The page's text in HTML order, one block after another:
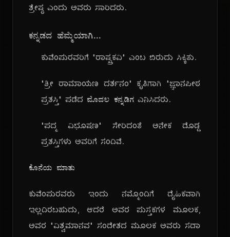
ಶ್ರೇಷ್ಠ ಎಂದು ಅವರು ಸಾರಿದರು.
ಕನ್ನಡದ ಹೆಮ್ಮೆಯಾಗಿ...
ಕುವೆಂಪುರವರಿಗೆ "ರಾಷ್ಟ್ರಕವಿ" ಎಂಬ ಬಿರುದು ಸಿಕ್ಕಿತು.
"ಶ್ರೀ ರಾಮಾಯಣ ದರ್ಶನಂ" ಕೃತಿಗಾಗಿ "ಜ್ಞಾನಪೀಠ
ಪ್ರಶಸ್ತಿ" ಪಡೆದ ಮೊದಲ ಕನ್ನಡಿಗ ಎನಿಸಿದರು.
"ಪದ್ಮ ವಿಭೂಷಣ" ಸೇರಿದಂತೆ ಅನೇಕ ದೊಡ್ಡ
ಪ್ರಶಸ್ತಿಗಳು ಅವರಿಗೆ ಸಂದಿವೆ.
ಕೊನೆಯ ಮಾತು
ಕುವೆಂಪುರವರು ಇಂದು ನಮ್ಮೊಂದಿಗೆ ದೈಹಿಕವಾಗಿ
ಇಲ್ಲದಿರಬಹುದು, ಆದರೆ ಅವರ ಪುಸ್ತಕಗಳ ಮೂಲಕ,
ಅವರ "ವಿಶ್ವಮಾನವ" ಸಂದೇಶದ ಮೂಲಕ ಅವರು ಸದಾ